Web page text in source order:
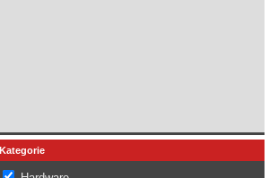
Kategorie